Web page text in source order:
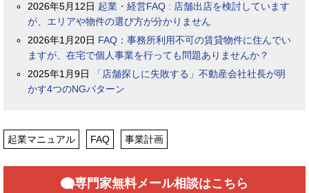
2026年5月12日 起業・経営FAQ : 店舗出店を検討しています
が、エリアや物件の選び方が分かりません
2026年1月20日 FAQ：事務所利用不可の賃貸物件に住んでい
ますが、在宅で個人事業を行っても問題ありませんか？
2025年1月9日
「店舗探しに失敗する」不動産会社社長が明
かす4つのNGパターン
起業マニュアル FAQ 事業計画
専門家無料メール相談はこちら